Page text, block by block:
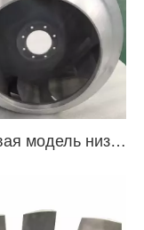
Гипсовая модель низкого давления рельса транзита вентилятор алюминиевый рабочее колесо